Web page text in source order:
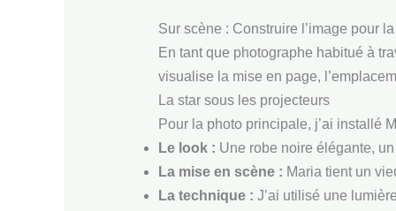
Sur scène : Construire l’image pour
En tant que photographe habitué à
visualise la mise en page,
La star sous les projecteurs
Pour la photo principale, j’ai installé
Le look : Une robe noire élégante,
La mise en scène : Maria tient un
La technique : J’ai utilisé une